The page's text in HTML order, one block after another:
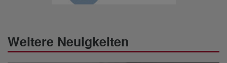
Weitere Neuigkeiten